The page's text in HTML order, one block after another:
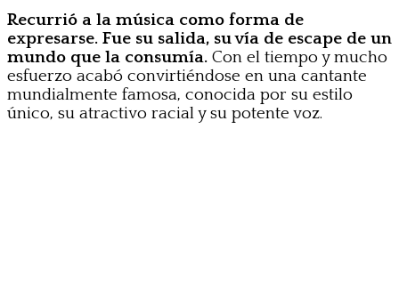
Recurrió a la música como forma de
expresarse. Fue su salida, su vía de escape de un
mundo que la consumía. Con el tiempo y mucho
esfuerzo acabó convirtiéndose en una cantante
mundialmente famosa, conocida por su estilo
único, su atractivo racial y su potente voz.